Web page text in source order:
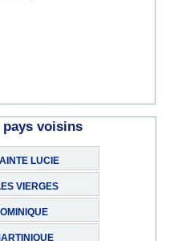
voisins
LUCIE
VIERGES